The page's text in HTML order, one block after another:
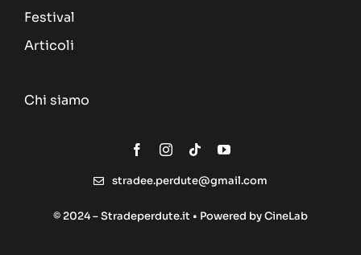
Festival
Articoli
Chi siamo
stradee.perdute@gmail.com
© 2024 – Stradeperdute.it • Powered byCineLab